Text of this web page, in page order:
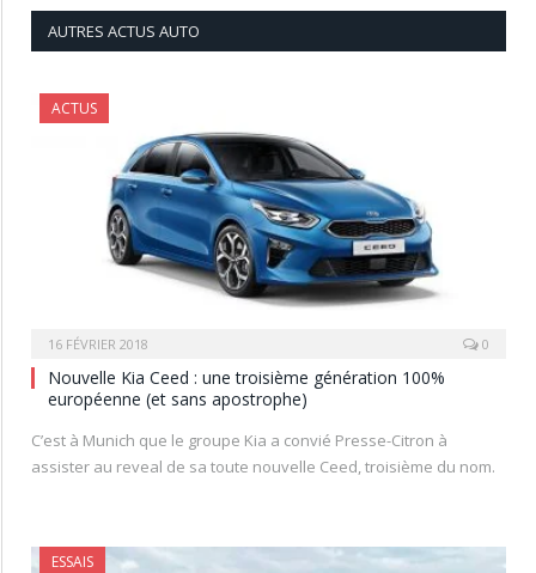
AUTRES ACTUS AUTO
ACTUS
16 FÉVRIER 2018 0
Nouvelle Kia Ceed : une troisième génération 100%
européenne (et sans apostrophe)
C’est à Munich que le groupe Kia a convié Presse-Citron à
assister au reveal de sa toute nouvelle Ceed, troisième du nom.
ESSAIS